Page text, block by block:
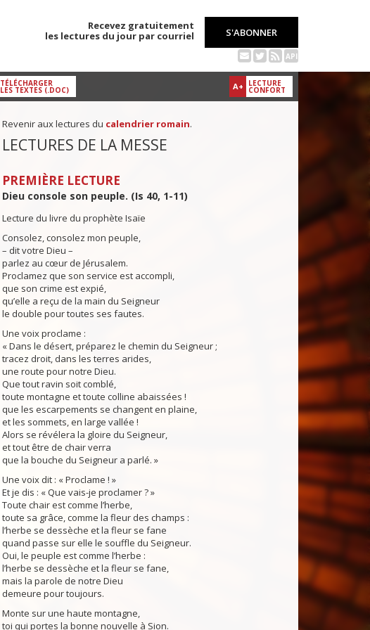
Recevez gratuitement
les lectures du jour par courriel
S'ABONNER
API
A+ LECTURE
CONFORT
TÉLÉCHARGER
LES TEXTES (.DOC)
Revenir aux lectures du calendrier romain.
LECTURES DE LA MESSE
PREMIÈRE LECTURE
Dieu console son peuple. (Is 40, 1-11)
Lecture du livre du prophète Isaïe
Consolez, consolez mon peuple,
– dit votre Dieu –
parlez au cœur de Jérusalem.
Proclamez que son service est accompli,
que son crime est expié,
qu’elle a reçu de la main du Seigneur
le double pour toutes ses fautes.
Une voix proclame :
« Dans le désert, préparez le chemin du Seigneur ;
tracez droit, dans les terres arides,
une route pour notre Dieu.
Que tout ravin soit comblé,
toute montagne et toute colline abaissées !
que les escarpements se changent en plaine,
et les sommets, en large vallée !
Alors se révélera la gloire du Seigneur,
et tout être de chair verra
que la bouche du Seigneur a parlé. »
Une voix dit : « Proclame ! »
Et je dis : « Que vais-je proclamer ? »
Toute chair est comme l’herbe,
toute sa grâce, comme la fleur des champs :
l’herbe se dessèche et la fleur se fane
quand passe sur elle le souffle du Seigneur.
Oui, le peuple est comme l’herbe :
l’herbe se dessèche et la fleur se fane,
mais la parole de notre Dieu
demeure pour toujours.
Monte sur une haute montagne,
toi qui portes la bonne nouvelle à Sion.